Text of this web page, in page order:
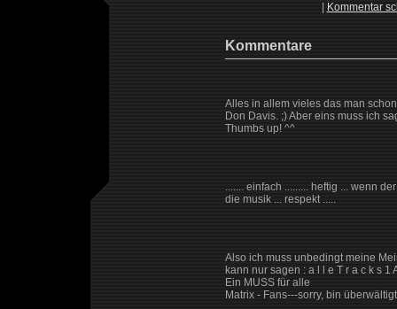
Kommentar
Kommentare
Alles in allem vieles das man
Don Davis. ;) Aber eins muss ich
Thumbs up! ^^
....... einfach ......... heftig ... wenn
die musik ... respekt .....
Also ich muss unbedingt meine
kann nur sagen : a l l e T r a c k s 1
Ein MUSS für alle
Matrix - Fans---sorry, bin